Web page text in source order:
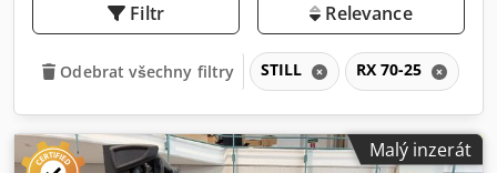
Filtr Relevance
Odebrat všechny filtry STILL RX 70-25
Malý inzerát